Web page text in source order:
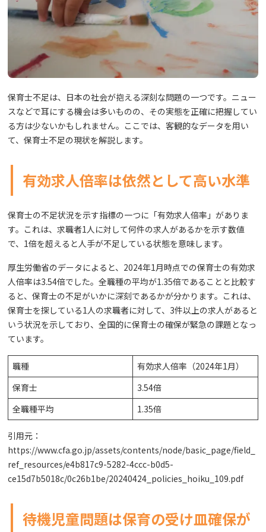
保育士不足は、日本の社会が抱える深刻な問題の一つです。ニュー
スなどで耳にする機会は多いものの、その実態を正確に把握してい
る方は少ないかもしれません。ここでは、客観的なデータを用い
て、保育士不足の現状を解説します。
有効求人倍率は依然として高い水準
保育士の不足状況を示す指標の一つに「有効求人倍率」がありま
す。これは、求職者1人に対して何件の求人があるかを示す数値
で、1倍を超えると人手が不足している状態を意味します。
厚生労働省のデータによると、2024年1月時点での保育士の有効求
人倍率は3.54倍でした。全職種の平均が1.35倍であることと比較す
ると、保育士の不足がいかに深刻であるかが分かります。これは、
保育士を探している1人の求職者に対して、3件以上の求人があると
いう状況を示しており、全国的に保育士の確保が緊急の課題となっ
ています。
職種
有効求人倍率（2024年1月）
保育士
3.54倍
全職種平均
1.35倍
引用元：
https://www.cfa.go.jp/assets/contents/node/basic_page/field_
ref_resources/e4b817c9-5282-4ccc-b0d5-
ce15d7b5018c/0c26b1be/20240424_policies_hoiku_109.pdf
待機児童問題は保育の受け皿確保が